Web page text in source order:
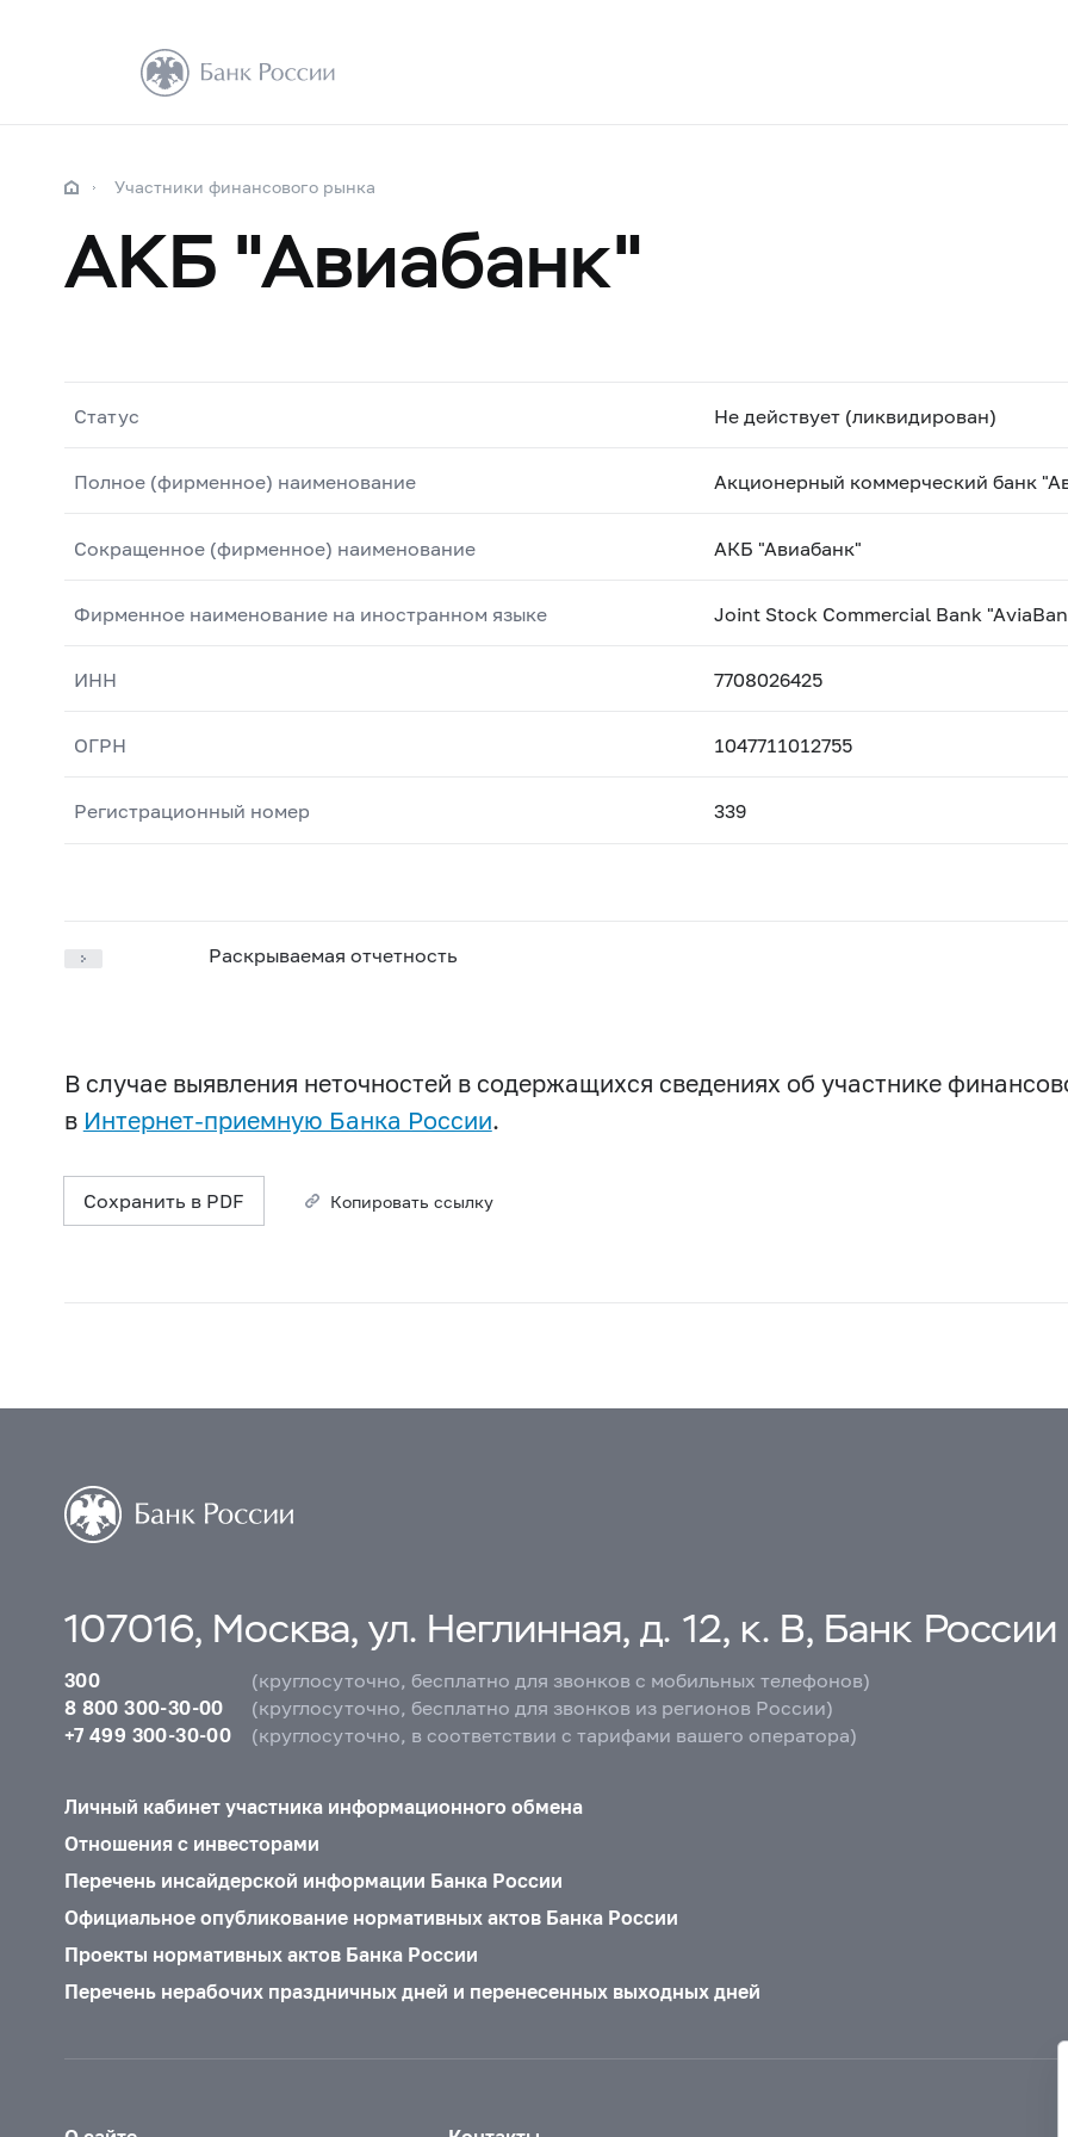
Участники финансового рынка
АКБ "Авиабанк"
Статус Не действует (ликвидирован)
Полное (фирменное) наименование Акционерный коммерческий банк
Сокращенное (фирменное) наименование АКБ "Авиабанк"
Фирменное наименование на иностранном языке Joint Stock Commercial Bank
ИНН 7708026425
ОГРН 1047711012755
Регистрационный номер 339
Раскрываемая отчетность
В случае выявления неточностей в содержащихся сведениях об участнике
в Интернет-приемную Банка России.
Сохранить в PDF Копировать ссылку
107016, Москва, ул. Неглинная, д. 12, к. В, Банк России
300
(круглосуточно, бесплатно для звонков с мобильных телефонов)
8 800 300-30-00
(круглосуточно, бесплатно для звонков из регионов России)
+7 499 300-30-00
(круглосуточно, в соответствии с тарифами вашего оператора)
Личный кабинет участника информационного обмена
Отношения с инвесторами
Перечень инсайдерской информации Банка России
Официальное опубликование нормативных актов Банка России
Проекты нормативных актов Банка России
Перечень нерабочих праздничных дней и перенесенных выходных дней